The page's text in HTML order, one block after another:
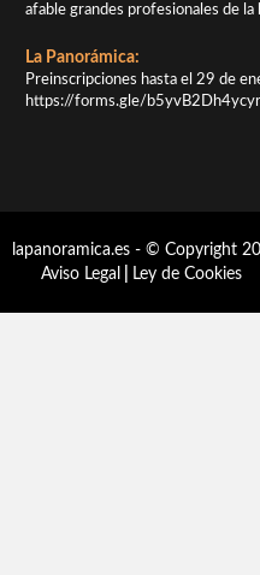
afable grandes profesionales de la
La Panorámica:
Preinscripciones hasta el 29 de
https://forms.gle/
lapanoramica.es - © Copyright
Aviso Legal
Ley de Cookies